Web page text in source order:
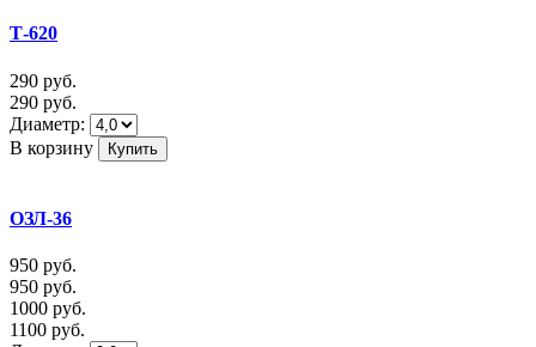
Т-620
290 руб.
290 руб.
Диаметр:
В корзину
ОЗЛ-36
950 руб.
950 руб.
1000 руб.
1100 руб.